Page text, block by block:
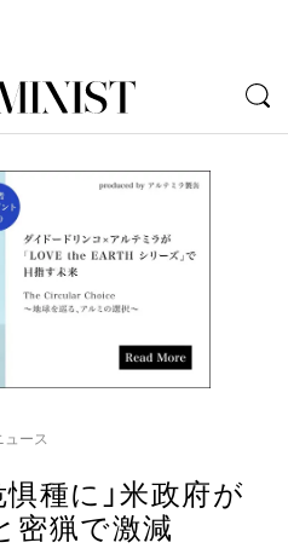
ュース
種に」米政府が
猟で激減